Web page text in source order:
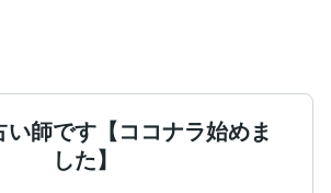
い師です【ココナラ始めま
した】